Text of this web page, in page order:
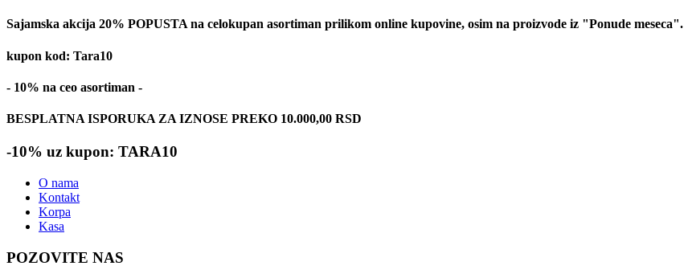
Sajamska akcija 20% POPUSTA na celokupan asortiman prilikom online kupovine, osim na proizvode iz "Ponude meseca".
kupon kod: Tara10
- 10% na ceo asortiman -
BESPLATNA ISPORUKA ZA IZNOSE PREKO 10.000,00 RSD
-10% uz kupon: TARA10
O nama
Kontakt
Korpa
Kasa
POZOVITE NAS